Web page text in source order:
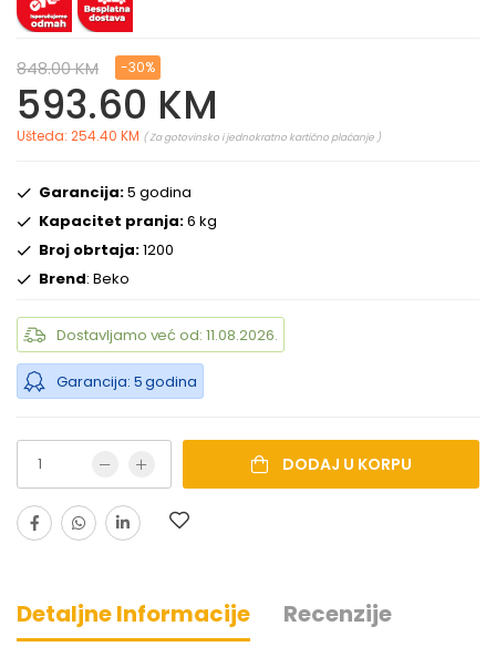
848.00 KM -30%
593.60 KM
Ušteda: 254.40 KM ( Za gotovinsko i jednokratno kartično plaćanje )
Garancija:5 godina
Kapacitet pranja:6 kg
Broj obrtaja:1200
Brend: Beko
Dostavljamo već od: 11.08.2026.
Garancija: 5 godina
DODAJ U KORPU
Detaljne Informacije
Recenzije